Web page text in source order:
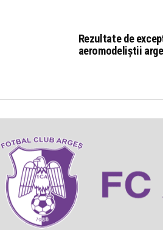
Rezultate de
aeromodeliștii